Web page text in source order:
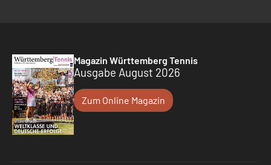
Magazin Württemberg Tennis
Ausgabe August 2026
Zum Online Magazin